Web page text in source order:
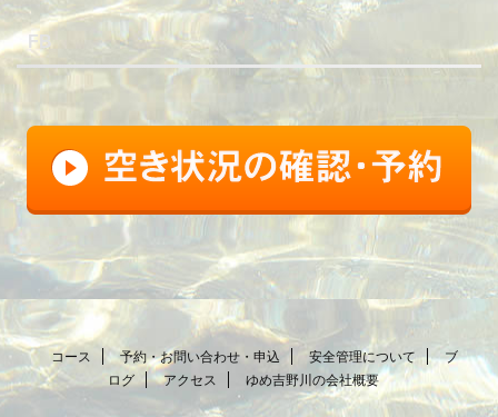
FB
コース 予約・お問い合わせ・申込 安全管理について
ブ
ログ
アクセス ゆめ吉野川の会社概要